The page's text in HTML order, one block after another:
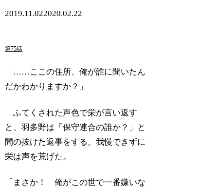
2019.11.022020.02.22
第75話
「……ここの住所、俺が誰に聞いたん
だかわかりますか？」
ふてくされた声色で栄が言い返す
と、羽多野は「保守連合の誰か？」と
間の抜けた返事をする。我慢できずに
栄は声を荒げた。
「まさか！ 俺がこの世で一番嫌いな